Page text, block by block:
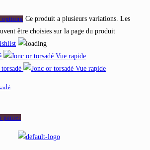
options Ce produit a plusieurs variations. Les
être choisies sur la page du produit
Vue rapide
Vue rapide
panier